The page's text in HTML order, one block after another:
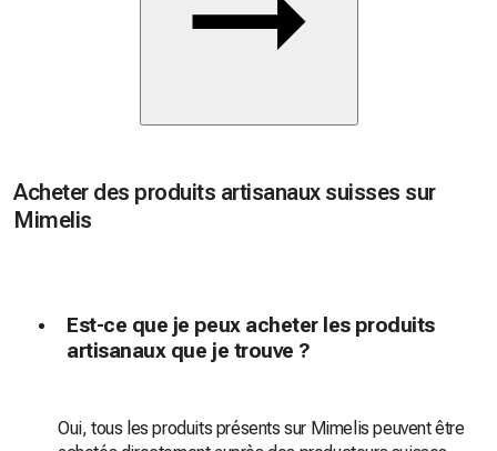
Acheter des produits artisanaux suisses sur
Mimelis
Est-ce que je peux acheter les produits
artisanaux que je trouve ?
Oui, tous les produits présents sur Mimelis peuvent être